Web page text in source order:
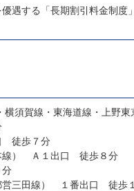
遇する「長期割引料金制度
横須賀線・東海道線・上
徒歩７分
線） Ａ１出口 徒歩８分
営三田線） １番出口 徒歩